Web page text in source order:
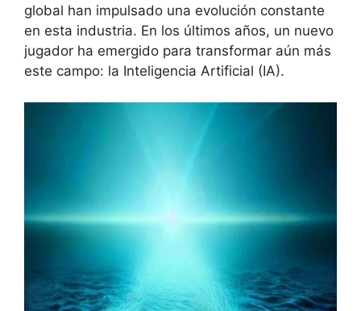
global han impulsado una evolución constante
en esta industria. En los últimos años, un nuevo
jugador ha emergido para transformar aún más
este campo: la Inteligencia Artificial (IA).